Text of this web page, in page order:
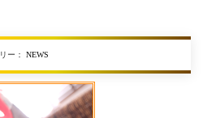
ー： NEWS